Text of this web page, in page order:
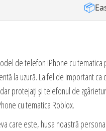
📦
de telefon iPhone cu
la uzură. La fel de important
protejați și telefonul de
cu tematica Roblox.
care este, husa noastră